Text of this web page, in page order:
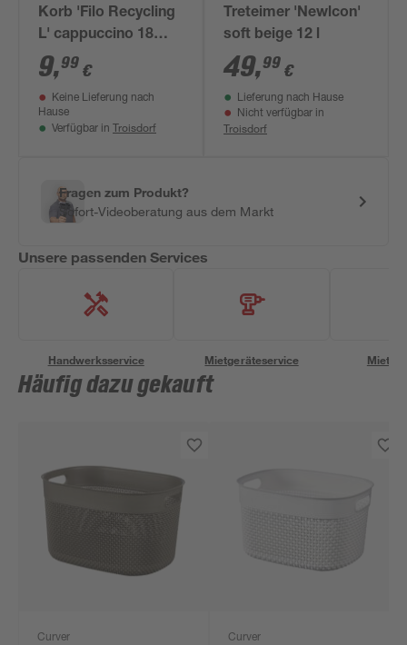
Korb 'Filo Recycling
L' cappuccino 18
Liter
9,99 €
Keine Lieferung nach
Hause
Verfügbar in Troisdorf
Treteimer 'Newlcon'
soft beige 12 l
49,99 €
Lieferung nach Hause
Nicht verfügbar in
Troisdorf
Fragen zum Produkt?
Sofort-Videoberatung aus dem Markt
Unsere passenden Services
Handwerksservice Mietgeräteservice
Häufig dazu gekauft
Curver Curver